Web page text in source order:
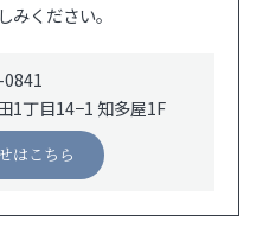
ください。
1丁目14−1 知多屋1F
はこちら